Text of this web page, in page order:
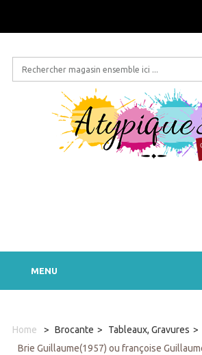
MENU
Home > Brocante > Tableaux, Gravures >
Brie Guillaume(1957) ou françoise